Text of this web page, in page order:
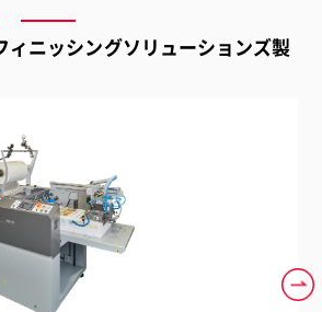
グル 1400
価格 1,200,000円）
サイズ
（D）×1,210mm（H）
ィニッシングソリューションズ製